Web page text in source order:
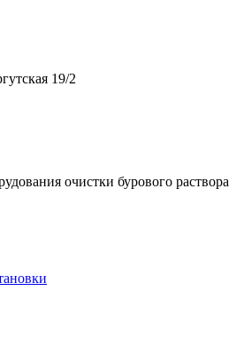
19/2
очистки бурового раствора